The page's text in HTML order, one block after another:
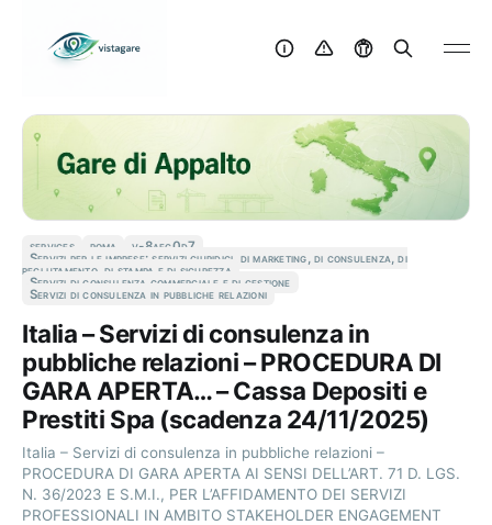
services roma v-8aec0d7
Servizi per le imprese: servizi giuridici, di marketing, di consulenza, di
reclutamento, di stampa e di sicurezza
Servizi di consulenza commerciale e di gestione
Servizi di consulenza in pubbliche relazioni
Italia – Servizi di consulenza in
pubbliche relazioni – PROCEDURA DI
GARA APERTA… – Cassa Depositi e
Prestiti Spa (scadenza 24/11/2025)
Italia – Servizi di consulenza in pubbliche relazioni –
PROCEDURA DI GARA APERTA AI SENSI DELL’ART. 71 D. LGS.
N. 36/2023 E S.M.I., PER L’AFFIDAMENTO DEI SERVIZI
PROFESSIONALI IN AMBITO STAKEHOLDER ENGAGEMENT